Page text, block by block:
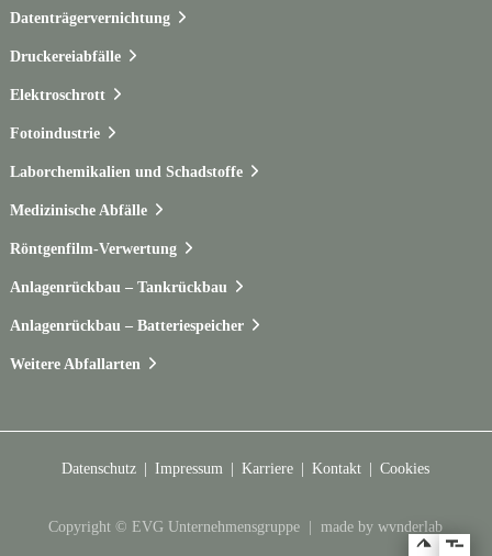
Zum Hauptmenü
Datenträgervernichtung
Druckereiabfälle
Elektroschrott
Fotoindustrie
Laborchemikalien und Schadstoffe
Medizinische Abfälle
Röntgenfilm-Verwertung
Anlagenrückbau – Tankrückbau
Anlagenrückbau – Batteriespeicher
Weitere Abfallarten
Datenschutz Impressum Karriere Kontakt Cookies
Copyright © EVG Unternehmensgruppe | made by wvnderlab